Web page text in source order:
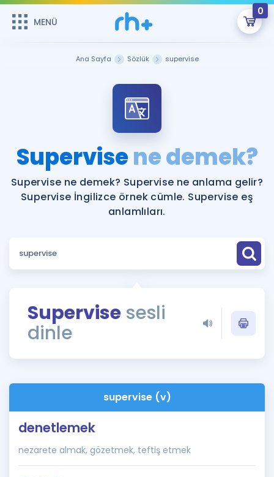
MENÜ
0
ÜYE DEĞİLİM
Sepetin Şu An Boş.
Remzi Hoca ile seni sınava hazırlayacak onlarca eğitim seni
bekliyor!
MENÜ
Katılımcı Görüşleri
Faydalı Araçlar
Sözlük
Rehberlik Aracı
ÖSYM Sınav Takvimi
İngilizce Gramer
Hakkımızda
Ana Sayfa Sözlük supervise
Supervisene demek?
Supervise ne demek? Supervise ne anlama gelir?
Supervise İngilizce örnek cümle. Supervise eş
anlamlıları.
Supervise sesli
dinle
supervise (v)
denetlemek
nezarete almak, gözetmek, teftiş etmek